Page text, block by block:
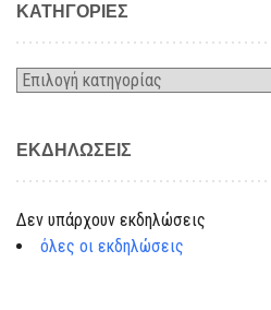
KΑΤΗΓΟΡΊΕΣ
Kατηγορίες
ΕΚΔΗΛΏΣΕΙΣ
Δεν υπάρχουν εκδηλώσεις
όλες οι εκδηλώσεις